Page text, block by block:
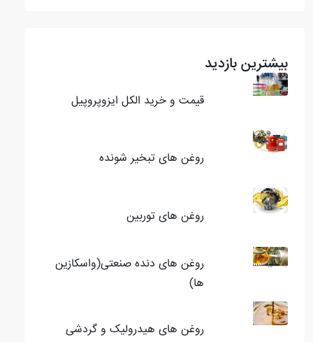
بیشترین بازدید
قیمت و خرید الکل ایزوپروپیل
روغن های تبخیر شونده
روغن های توربین
روغن های دنده صنعتی(واسکازین
ها)
روغن های هیدرولیک و گردشی